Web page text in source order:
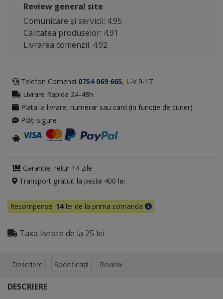
Review general site
Comunicare și servicii: 4.95
Calitatea produselor: 4.91
Livrarea comenzii: 4.92
Telefon Comenzi 0754 069 665, L-V 9-17
Livrare Rapida 24-48h
Plata la livrare, numerar sau card (in funcție de curier)
Plăți sigure
Garantie, retur 14 zile
Transport gratuit la peste 400 lei
Recompense: 14lei de la prima comanda
Taxa livrare de la 25 lei
Descriere Specificații Review
DESCRIERE